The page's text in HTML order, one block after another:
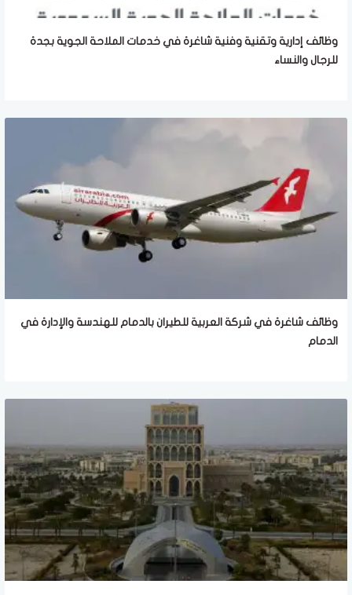
وظائف إدارية وتقنية وفنية شاغرة في خدمات الملاحة الجوية بجدة
للرجال والنساء
وظائف شاغرة في شركة العربية للطيران بالدمام للهندسة والإدارة في
الدمام